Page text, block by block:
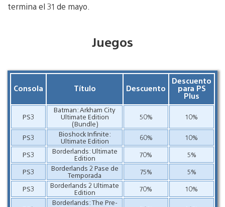
termina el 31 de mayo.
Juegos
Consola Título Descuento
Descuento
para PS
Plus
PS3
Batman: Arkham City
Ultimate Edition
(Bundle)
50% 10%
PS3
Bioshock Infinite:
Ultimate Edition
60%
10%
PS3
Borderlands: Ultimate
Edition
70%
5%
PS3
Borderlands 2 Pase de
Temporada
75%
5%
PS3
Borderlands 2 Ultimate
Edition
70% 10%
Borderlands: The Pre-